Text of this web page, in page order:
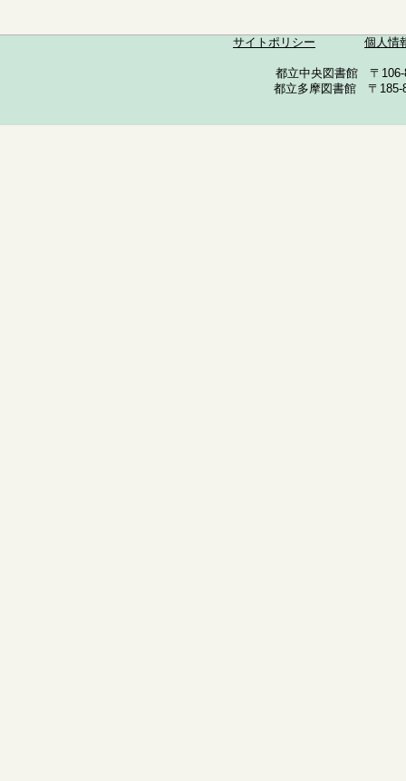
サイトポリシー 個人情
都立中央図書館 〒
都立多摩図書館 〒185-